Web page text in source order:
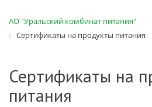
АО "Уральский комбинат питания"
Сертификаты на продукты питания
Сертификаты на
питания